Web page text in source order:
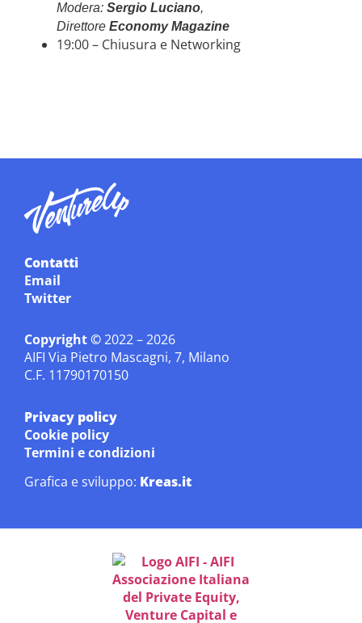
Modera: Sergio Luciano,
Direttore Economy Magazine
19:00 – Chiusura e Networking
Contatti
Email
Twitter
Copyright ©2022 – 2026
AIFI Via Pietro Mascagni, 7, Milano
C.F. 11790170150
Privacy policy
Cookie policy
Termini e condizioni
Grafica e sviluppo: Kreas.it